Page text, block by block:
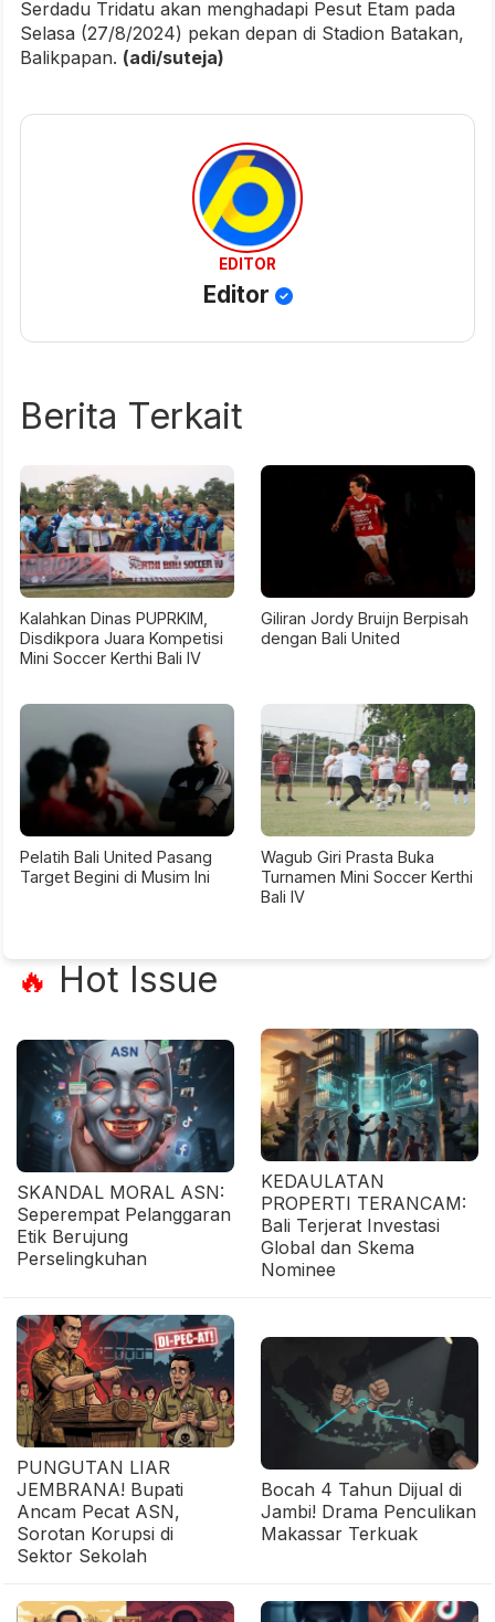
Serdadu Tridatu akan menghadapi Pesut Etam pada
Selasa (27/8/2024) pekan depan di Stadion Batakan,
Balikpapan. (adi/suteja)
EDITOR
Editor
Berita Terkait
Kalahkan Dinas PUPRKIM,
Disdikpora Juara Kompetisi
Mini Soccer Kerthi Bali IV
Giliran Jordy Bruijn Berpisah
dengan Bali United
Pelatih Bali United Pasang
Target Begini di Musim Ini
Wagub Giri Prasta Buka
Turnamen Mini Soccer Kerthi
Bali IV
🔥 Hot Issue
SKANDAL MORAL ASN:
Seperempat Pelanggaran
Etik Berujung
Perselingkuhan
KEDAULATAN
PROPERTI TERANCAM:
Bali Terjerat Investasi
Global dan Skema
Nominee
PUNGUTAN LIAR
JEMBRANA! Bupati
Ancam Pecat ASN,
Sorotan Korupsi di
Sektor Sekolah
Bocah 4 Tahun Dijual di
Jambi! Drama Penculikan
Makassar Terkuak